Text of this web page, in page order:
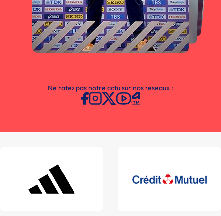
Ne ratez pas notre actu sur nos réseaux :